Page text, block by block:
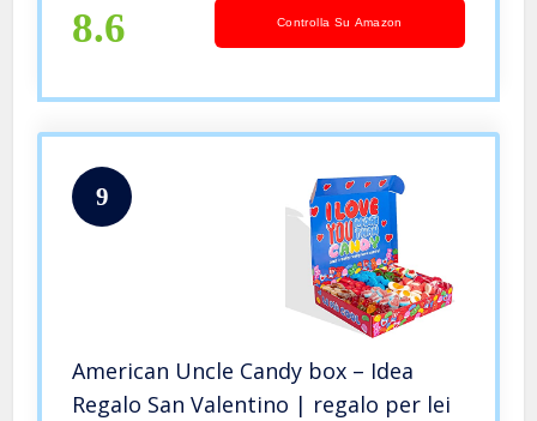
Imbottitura (40_x_40_cm)
8.6 Controlla Su Amazon
9
American Uncle Candy box – Idea
Regalo San Valentino | regalo per lei